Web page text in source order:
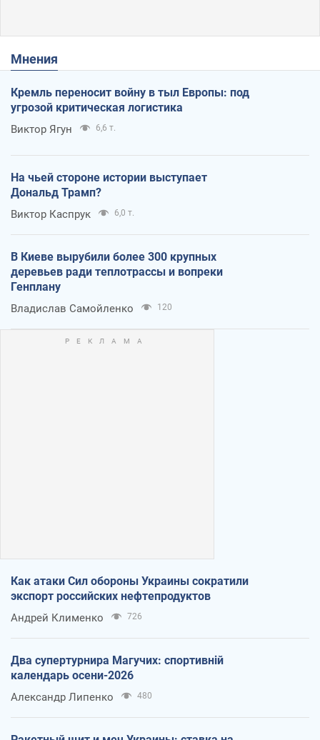
Мнения
Кремль переносит войну в тыл Европы: под
угрозой критическая логистика
Виктор Ягун 6,6 т.
На чьей стороне истории выступает
Дональд Трамп?
Виктор Каспрук 6,0 т.
В Киеве вырубили более 300 крупных
деревьев ради теплотрассы и вопреки
Генплану
Владислав Самойленко 120
Как атаки Сил обороны Украины сократили
экспорт российских нефтепродуктов
Андрей Клименко 726
Два супертурнира Магучих: спортивній
календарь осени-2026
Александр Липенко 480